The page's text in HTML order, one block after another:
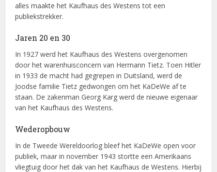
alles maakte het Kaufhaus des Westens tot een
publiekstrekker.
Jaren 20 en 30
In 1927 werd het Kaufhaus des Westens overgenomen
door het warenhuisconcern van Hermann Tietz. Toen Hitler
in 1933 de macht had gegrepen in Duitsland, werd de
Joodse familie Tietz gedwongen om het KaDeWe af te
staan. De zakenman Georg Karg werd de nieuwe eigenaar
van het Kaufhaus des Westens.
Wederopbouw
In de Tweede Wereldoorlog bleef het KaDeWe open voor
publiek, maar in november 1943 stortte een Amerikaans
vliegtuig door het dak van het Kaufhaus de Westens. Hierbij